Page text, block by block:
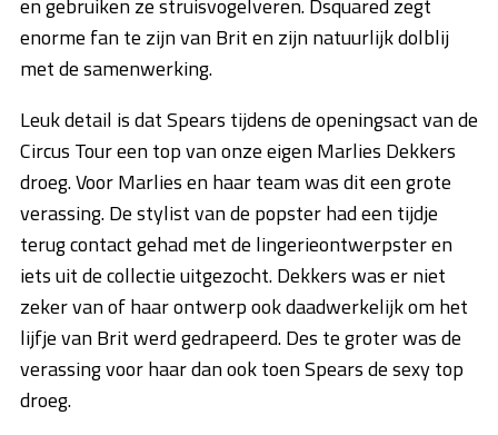
en gebruiken ze struisvogelveren. Dsquared zegt
enorme fan te zijn van Brit en zijn natuurlijk dolblij
met de samenwerking.
Leuk detail is dat Spears tijdens de openingsact van de
Circus Tour een top van onze eigen Marlies Dekkers
droeg. Voor Marlies en haar team was dit een grote
verassing. De stylist van de popster had een tijdje
terug contact gehad met de lingerieontwerpster en
iets uit de collectie uitgezocht. Dekkers was er niet
zeker van of haar ontwerp ook daadwerkelijk om het
lijfje van Brit werd gedrapeerd. Des te groter was de
verassing voor haar dan ook toen Spears de sexy top
droeg.